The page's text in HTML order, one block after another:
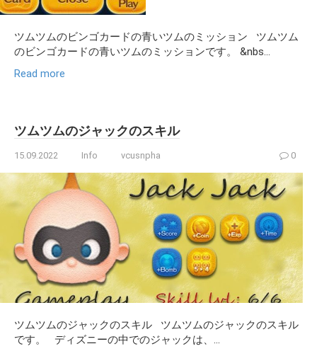
ツムツムのビンゴカードの青いツムのミッション ツムツム
のビンゴカードの青いツムのミッションです。 &nbs...
Read more
ツムツムのジャックのスキル
15.09.2022 Info vcusnpha 0
ツムツムのジャックのスキル ツムツムのジャックのスキル
です。 ディズニーの中でのジャックは、...